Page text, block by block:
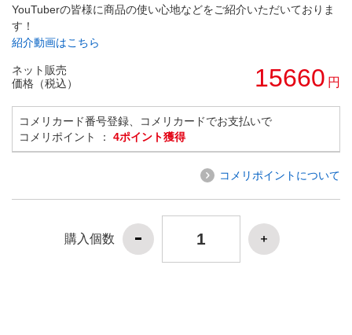
YouTuberの皆様に商品の使い心地などをご紹介いただいておりま
す！
紹介動画はこちら
ネット販売
価格（税込）
15660 円
コメリカード番号登録、コメリカードでお支払いで
コメリポイント ： 4ポイント獲得
コメリポイントについて
購入個数